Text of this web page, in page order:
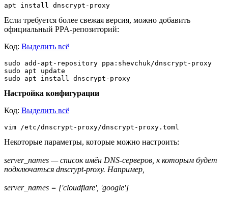
apt install dnscrypt-proxy
Если требуется более свежая версия, можно добавить
официальный PPA-репозиторий:
Код: Выделить всё
sudo add-apt-repository ppa:shevchuk/dnscrypt-proxy
sudo apt update
sudo apt install dnscrypt-proxy
Настройка конфигурации
Код: Выделить всё
vim /etc/dnscrypt-proxy/dnscrypt-proxy.toml
Некоторые параметры, которые можно настроить:
server_names — список имён DNS-серверов, к которым будет
подключаться dnscrypt-proxy. Например,
server_names = ['cloudflare', 'google']